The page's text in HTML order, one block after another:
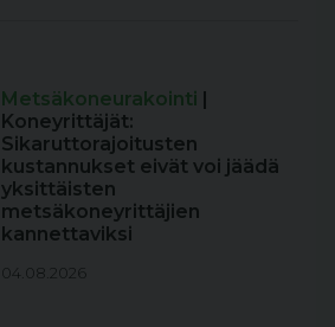
Metsäkoneurakointi
Koneyrittäjät:
Sikaruttorajoitusten
kustannukset eivät voi jäädä
yksittäisten
metsäkoneyrittäjien
kannettaviksi
04.08.2026